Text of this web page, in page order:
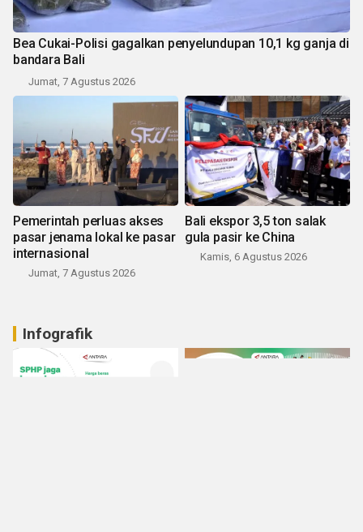
Bea Cukai-Polisi gagalkan penyelundupan 10,1 kg ganja di
bandara Bali
Jumat, 7 Agustus 2026
Pemerintah perluas akses
pasar jenama lokal ke pasar
internasional
Jumat, 7 Agustus 2026
Bali ekspor 3,5 ton salak
gula pasir ke China
Kamis, 6 Agustus 2026
Infografik